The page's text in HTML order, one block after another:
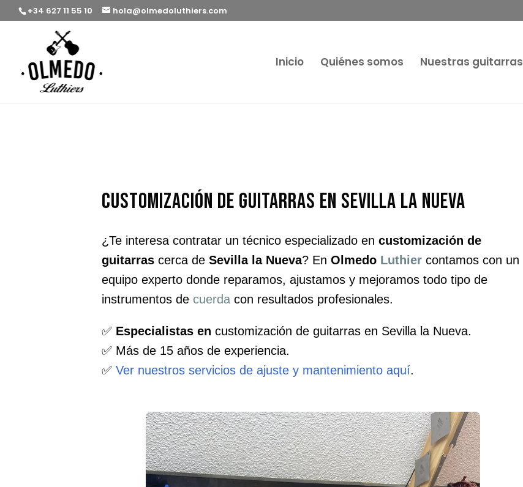
+34 627 11 55 10 hola@olmedoluthiers.com
Inicio Quiénes somos Nuestras guitarras
customización de guitarras en Sevilla la Nueva
¿Te interesa contratar un técnico especializado encustomización de
guitarras cerca deSevilla la Nueva? EnOlmedo Luthier contamos con un
equipo experto donde reparamos, ajustamos y mejoramos todo tipo de
instrumentos de cuerda con resultados profesionales.
✅ Especialistas en customización de guitarras en Sevilla la Nueva.
✅ Más de 15 años de experiencia.
✅Ver nuestros servicios de ajuste y mantenimiento aquí.